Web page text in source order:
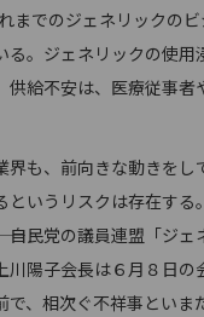
までのジェネリックの
る。ジェネリックの使用
供給不安は、医療従事者
も、前向きな動きをし
というリスクは存在する
。自民党の議員連盟「ジ
川陽子会長は６月８日の
で、相次ぐ不祥事といま